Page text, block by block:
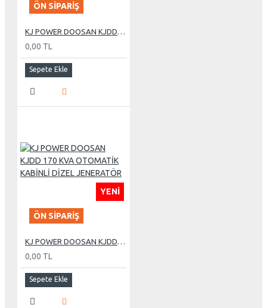
ÖN SIPARIŞ
KJ POWER DOOSAN KJDD 1000 KVA OTOMATİK KABİNLİ DİZEL JENERATÖR
0,00 TL
Sepete Ekle
YENI
ÖN SIPARIŞ
KJ POWER DOOSAN KJDD 170 KVA OTOMATİK KABİNLİ DİZEL JENERATÖR
0,00 TL
Sepete Ekle